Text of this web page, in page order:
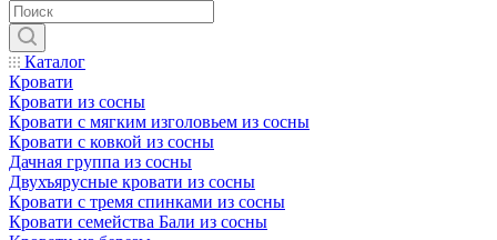
Каталог
Кровати
Кровати из сосны
Кровати с мягким изголовьем из сосны
Кровати с ковкой из сосны
Дачная группа из сосны
Двухъярусные кровати из сосны
Кровати с тремя спинками из сосны
Кровати семейства Бали из сосны